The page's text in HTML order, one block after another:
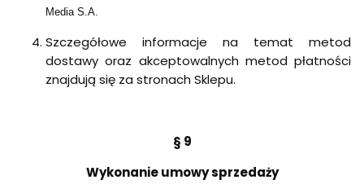
Media S.A.
Szczegółowe informacje na temat metod
dostawy oraz akceptowalnych metod płatności
znajdują się za stronach Sklepu.
§ 9
Wykonanie umowy sprzedaży